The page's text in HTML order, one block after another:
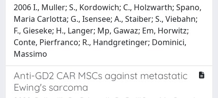
2006 I., Muller; S., Kordowich; C., Holzwarth; Spano,
Maria Carlotta; G., Isensee; A., Staiber; S., Viebahn;
F., Gieseke; H., Langer; Mp, Gawaz; Em, Horwitz;
Conte, Pierfranco; R., Handgretinger; Dominici,
Massimo
Anti-GD2 CAR MSCs against metastatic
Ewing's sarcoma